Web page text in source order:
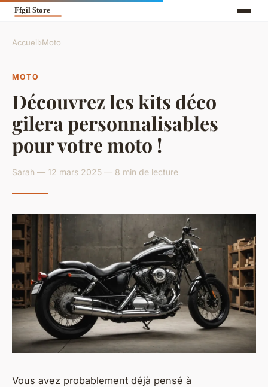
Accueil›Moto
MOTO
Découvrez les kits déco
gilera personnalisables
pour votre moto !
Sarah — 12 mars 2025 — 8 min de lecture
Vous avez probablement déjà pensé à